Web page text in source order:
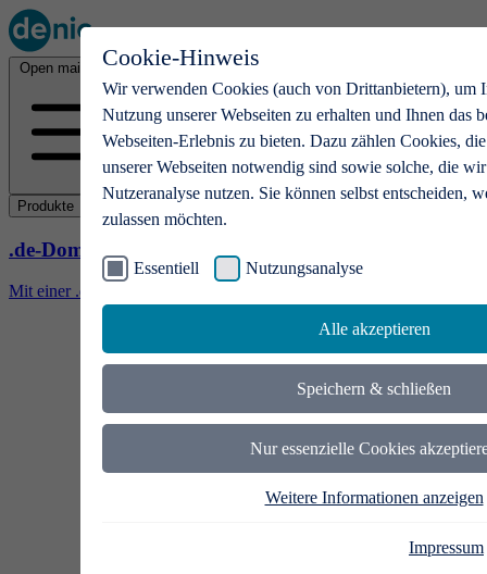
Cookie-Hinweis
Wir verwenden Cookies (auch von Drittanbietern), um
Nutzung unserer Webseiten zu erhalten und Ihnen das
Webseiten-Erlebnis zu bieten. Dazu zählen Cookies,
unserer Webseiten notwendig sind sowie solche, die
Nutzeranalyse nutzen. Sie können selbst entscheiden,
zulassen möchten.
Essentiell Nutzungsanalyse
Alle akzeptieren
Speichern & schließen
Nur essenzielle Cookies
Weitere Informationen anzeigen
Impressum
Open main menu
Produkte
.de-Domains
Mit einer .de-Domain erhalten Ideen eine Bühne